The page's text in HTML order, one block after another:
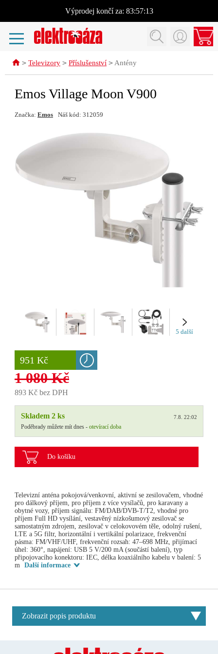
Výprodej končí za: 83:57:12
> Televizory > Příslušenství > Antény
Emos Village Moon V900
Značka: Emos Náš kód: 312059
5 další
951 Kč
1 080 Kč
893 Kč bez DPH
Skladem 2 ks 7.8. 22:02
Poděbrady můžete mít dnes - otevírací doba
Do košíku
Televizní anténa pokojová/venkovní, aktivní se zesilovačem, vhodné
pro dálkový příjem, pro příjem z více vysílačů, pro karavany a
obytné vozy, příjem signálu: FM/DAB/DVB-T/T2, vhodné pro
příjem Full HD vysílání, vestavěný nízkošumový zesilovač se
samostatným zdrojem, zesilovač v celokovovém těle, odolný rušení,
LTE a 5G filtr, horizontální i vertikální polarizace, frekvenční
pásma: FM/VHF/UHF, frekvenční rozsah: 47–698 MHz, přijímací
úhel: 360°, napájení: USB 5 V/200 mA (součástí balení), typ
připojovacího konektoru: IEC, délka koaxiálního kabelu v balení: 5
m Další informace
Zobrazit popis produktu